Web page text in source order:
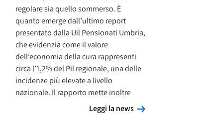
regolare sia quello sommerso. È
quanto emerge dall’ultimo report
presentato dalla Uil Pensionati Umbria,
che evidenzia come il valore
dell’economia della cura rappresenti
circa l’1,2% del Pil regionale, una delle
incidenze più elevate a livello
nazionale. Il rapporto mette inoltre
Leggi la news
Leggi la news